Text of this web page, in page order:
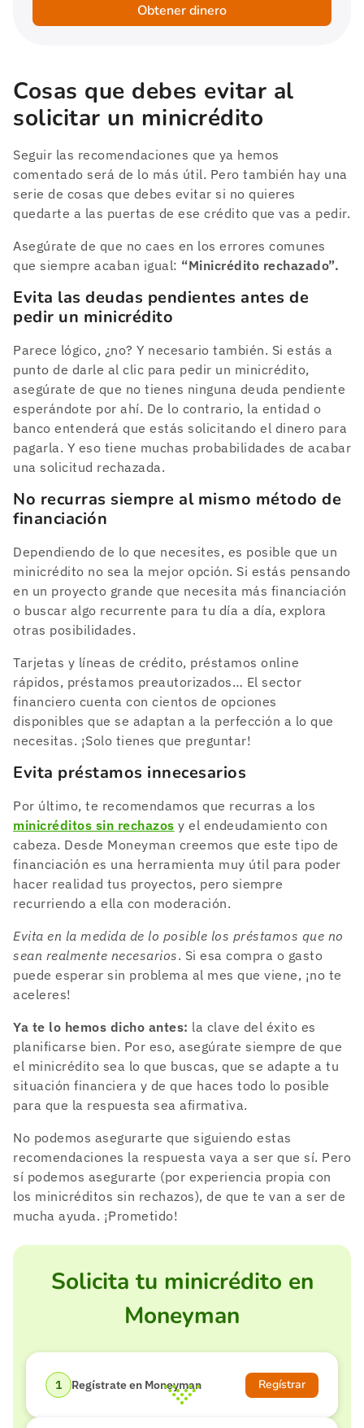
Obtener dinero
Cosas que debes evitar al
solicitar un minicrédito
Seguir las recomendaciones que ya hemos
comentado será de lo más útil. Pero también hay una
serie de cosas que debes evitar si no quieres
quedarte a las puertas de ese crédito que vas a pedir.
Asegúrate de que no caes en los errores comunes
que siempre acaban igual: “Minicrédito rechazado”.
Evita las deudas pendientes antes de
pedir un minicrédito
Parece lógico, ¿no? Y necesario también. Si estás a
punto de darle al clic para pedir un minicrédito,
asegúrate de que no tienes ninguna deuda pendiente
esperándote por ahí. De lo contrario, la entidad o
banco entenderá que estás solicitando el dinero para
pagarla. Y eso tiene muchas probabilidades de acabar
una solicitud rechazada.
No recurras siempre al mismo método de
financiación
Dependiendo de lo que necesites, es posible que un
minicrédito no sea la mejor opción. Si estás pensando
en un proyecto grande que necesita más financiación
o buscar algo recurrente para tu día a día, explora
otras posibilidades.
Tarjetas y líneas de crédito, préstamos online
rápidos, préstamos preautorizados… El sector
financiero cuenta con cientos de opciones
disponibles que se adaptan a la perfección a lo que
necesitas. ¡Solo tienes que preguntar!
Evita préstamos innecesarios
Por último, te recomendamos que recurras a los
minicréditos sin rechazos y el endeudamiento con
cabeza. Desde Moneyman creemos que este tipo de
financiación es una herramienta muy útil para poder
hacer realidad tus proyectos, pero siempre
recurriendo a ella con moderación.
Evita en la medida de lo posible los préstamos que no
sean realmente necesarios. Si esa compra o gasto
puede esperar sin problema al mes que viene, ¡no te
aceleres!
Ya te lo hemos dicho antes: la clave del éxito es
planificarse bien. Por eso, asegúrate siempre de que
el minicrédito sea lo que buscas, que se adapte a tu
situación financiera y de que haces todo lo posible
para que la respuesta sea afirmativa.
No podemos asegurarte que siguiendo estas
recomendaciones la respuesta vaya a ser que sí. Pero
sí podemos asegurarte (por experiencia propia con
los minicréditos sin rechazos), de que te van a ser de
mucha ayuda. ¡Prometido!
Solicita tu minicrédito en
Moneyman
Regístrate en Moneyman Regístrar